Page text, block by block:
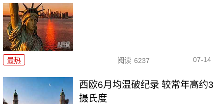
最热 阅读 6237 07-14
西欧6月均温破纪录 较常年高约3
摄氏度